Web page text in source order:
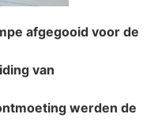
afgegooid voor de
van
werden de